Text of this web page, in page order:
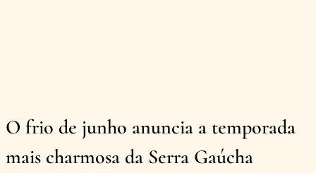
O frio de junho anuncia a temporada
mais charmosa da Serra Gaúcha